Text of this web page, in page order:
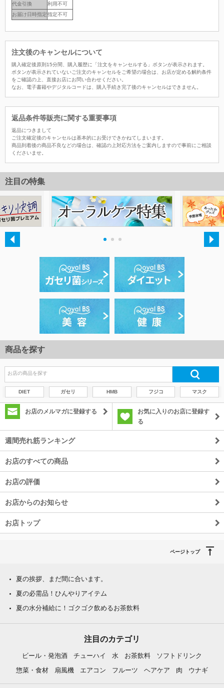
代金引換
利用不可
お届け日時指定指定不可
注文後のキャンセルについて
購入確定後原則15分間、購入履歴に「注文をキャンセルする」ボタンが表示されます。
ボタンが表示されていないご注文のキャンセルをご希望の場合は、お店が定める解約条件
をご確認の上、直接お店にお問い合わせください。
なお、電子書籍やデジタルコードは、購入手続き完了後のキャンセルはできません。
返品条件等販売に関する重要事項
返品につきまして
ご注文確定後のキャンセルは基本的にお受けできかねてしまいます。
商品到着後の商品不良などの場合は、確認の上対応方法をご案内しますので事前にご相談
くださいませ。
注目の特集
商品を探す
DIET ガセリ HMB フジコ マスク
お店のメルマガに登録する
お気に入りのお店に登録す
る
週間売れ筋ランキング
お店のすべての商品
お店の評価
お店からのお知らせ
お店トップ
ページトップ
夏の挨拶、まだ間に合います。
夏の必需品！ひんやりアイテム
夏の水分補給に！ゴクゴク飲めるお茶飲料
注目のカテゴリ
ビール・発泡酒 チューハイ 水 お茶飲料
ソフトドリンク
惣菜・食材
扇風機 エアコン フルーツ ヘアケア 肉 ウナギ